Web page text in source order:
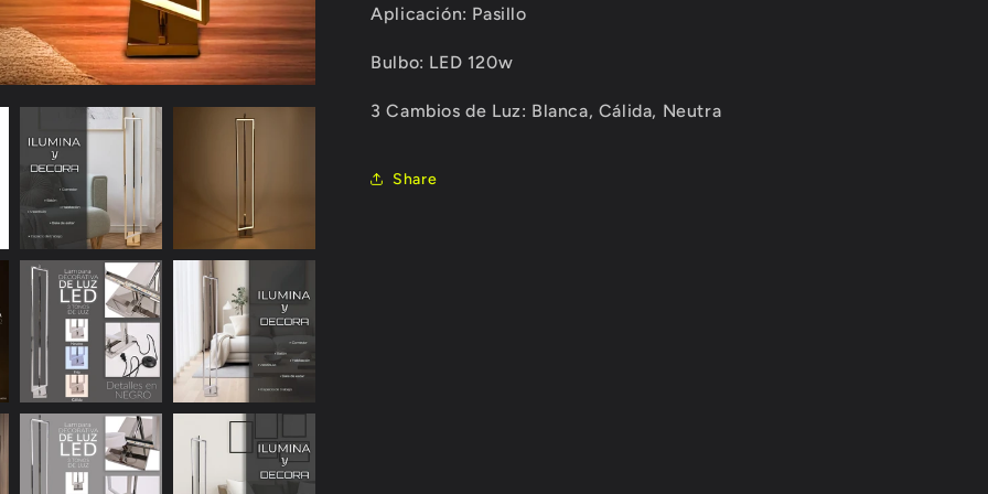
Aplicación: Pasillo
Bulbo: LED 120w
3 Cambios de Luz: Blanca, Cálida, Neutra
Share